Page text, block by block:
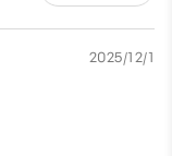
2025/12/1